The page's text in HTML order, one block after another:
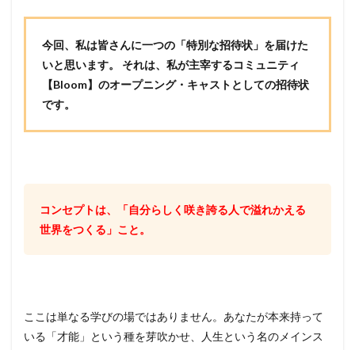
今回、私は皆さんに一つの「特別な招待状」を届けた
いと思います。 それは、私が主宰するコミュニティ
【Bloom】のオープニング・キャストとしての招待状
です。
コンセプトは、「自分らしく咲き誇る人で溢れかえる
世界をつくる」こと。
ここは単なる学びの場ではありません。あなたが本来持って
いる「才能」という種を芽吹かせ、人生という名のメインス